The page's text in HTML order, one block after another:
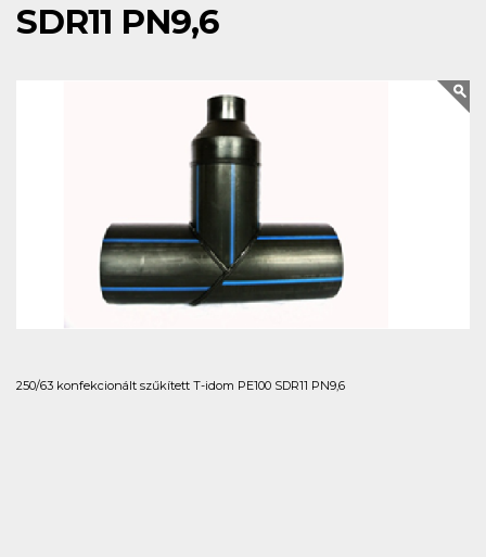
SDR11 PN9,6
250/63 konfekcionált szűkített T-idom PE100 SDR11 PN9,6